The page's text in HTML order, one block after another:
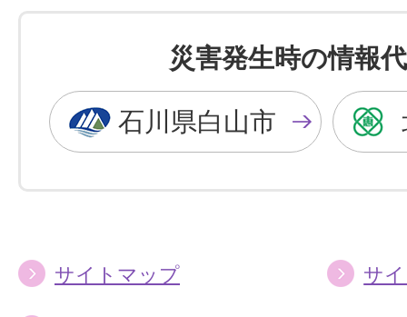
色
を
黒
色
に
色
を
青
色
に
災害発生時の情報
石川県白山市
サイトマップ サ